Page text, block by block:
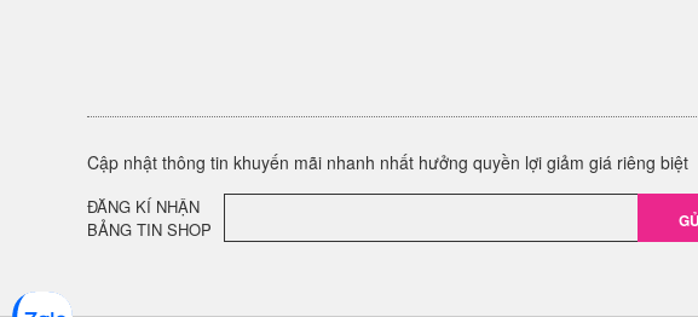
Cập nhật thông tin khuyến mãi nhanh nhất hưởng quyền lợi giảm giá riêng biệt
ĐĂNG KÍ NHẬN
BẢNG TIN SHOP